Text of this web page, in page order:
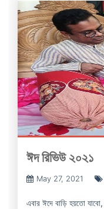
HOME
ঈদ রিভিউ ২০২১
May 27, 2021
এবার ঈদে বাড়ি হয়তো